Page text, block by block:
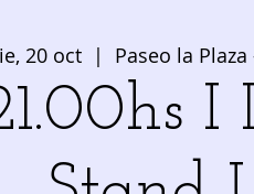
20 oct
  |
Paseo la
I